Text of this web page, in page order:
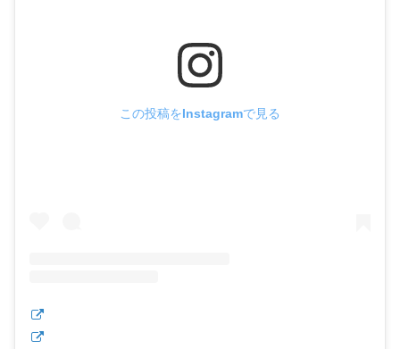
この投稿をInstagramで見る